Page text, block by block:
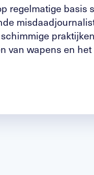
regelmatige basis
van wapens en